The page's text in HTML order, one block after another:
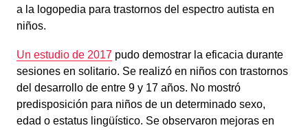
a la logopedia para trastornos del espectro autista en
niños.
Un estudio de 2017 pudo demostrar la eficacia durante
sesiones en solitario. Se realizó en niños con trastornos
del desarrollo de entre 9 y 17 años. No mostró
predisposición para niños de un determinado sexo,
edad o estatus lingüístico. Se observaron mejoras en